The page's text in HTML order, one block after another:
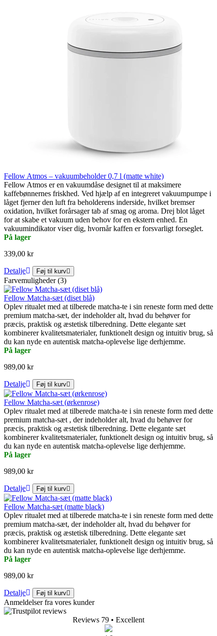
Fellow Atmos – vakuumbeholder 0,7 l (matte white)
Fellow Atmos er en vakuumdåse designet til at maksimere
kaffebønnernes friskhed. Ved hjælp af en integreret vakuumpumpe i
låget fjerner den luft fra beholderens inderside, hvilket bremser
oxidation, hvilket forårsager tab af smag og aroma. Drej blot låget
for at skabe et vakuum uden behov for en ekstern enhed. En
vakuumindikator viser dig, hvornår kaffen er forsvarligt forseglet.
På lager
339,00 kr
Detalje Føj til kurv
Farvemuligheder (3)
Fellow Matcha-sæt (diset blå)
Oplev ritualet med at tilberede matcha-te i sin reneste form med dette
premium matcha-sæt, der indeholder alt, hvad du behøver for
præcis, praktisk og æstetisk tilberedning. Dette elegante sæt
kombinerer kvalitetsmaterialer, funktionelt design og intuitiv brug, så
du kan nyde en autentisk matcha-oplevelse lige derhjemme.
På lager
989,00 kr
Detalje Føj til kurv
Fellow Matcha-sæt (ørkenrose)
Oplev ritualet med at tilberede matcha-te i sin reneste form med dette
premium matcha-sæt , der indeholder alt, hvad du behøver for
præcis, praktisk og æstetisk tilberedning. Dette elegante sæt
kombinerer kvalitetsmaterialer, funktionelt design og intuitiv brug, så
du kan nyde en autentisk matcha-oplevelse lige derhjemme.
På lager
989,00 kr
Detalje Føj til kurv
Fellow Matcha-sæt (matte black)
Oplev ritualet med at tilberede matcha-te i sin reneste form med dette
premium matcha-sæt, der indeholder alt, hvad du behøver for
præcis, praktisk og æstetisk tilberedning. Dette elegante sæt
kombinerer kvalitetsmaterialer, funktionelt design og intuitiv brug, så
du kan nyde en autentisk matcha-oplevelse lige derhjemme.
På lager
989,00 kr
Detalje Føj til kurv
Anmeldelser fra vores kunder
Reviews 79 • Excellent